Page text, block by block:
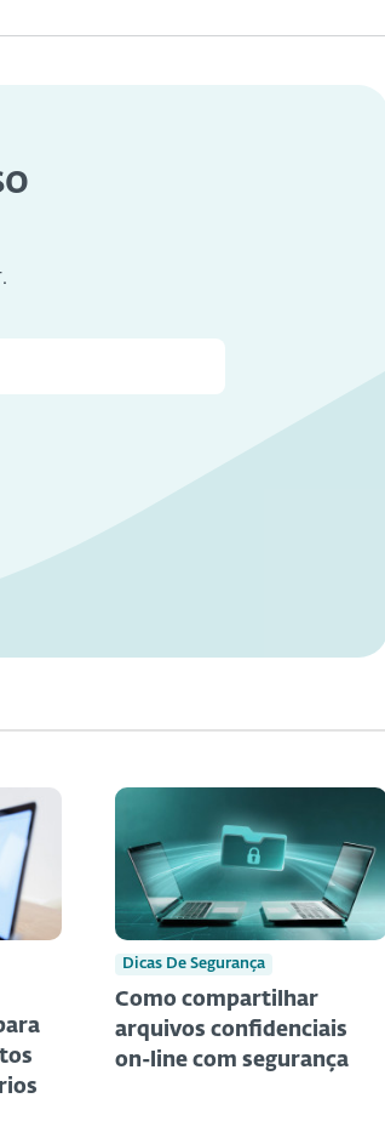
Dicas De Segurança
Como compartilhar
arquivos confidenciais
on-line com segurança